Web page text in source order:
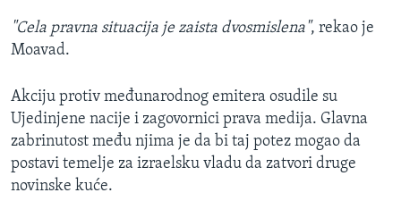
"Cela pravna situacija je zaista dvosmislena", rekao je
Moavad.
Akciju protiv međunarodnog emitera osudile su
Ujedinjene nacije i zagovornici prava medija. Glavna
zabrinutost među njima je da bi taj potez mogao da
postavi temelje za izraelsku vladu da zatvori druge
novinske kuće.